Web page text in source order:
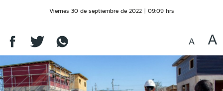
Viernes 30 de septiembre de 2022 09:09 hrs